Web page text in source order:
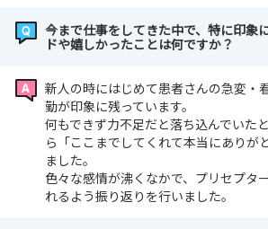
今まで仕事をしてきた中で、特に印象
ドや嬉しかったことは何ですか？
新人の時にはじめて患者さんの急変・
勤が印象に残っています。
何もできず力不足だと落ち込んでいた
ら「ここまでしてくれて本当にありが
ました。
色々な感情が沸くなかで、プリセプタ
れるよう振り返りを行いました。